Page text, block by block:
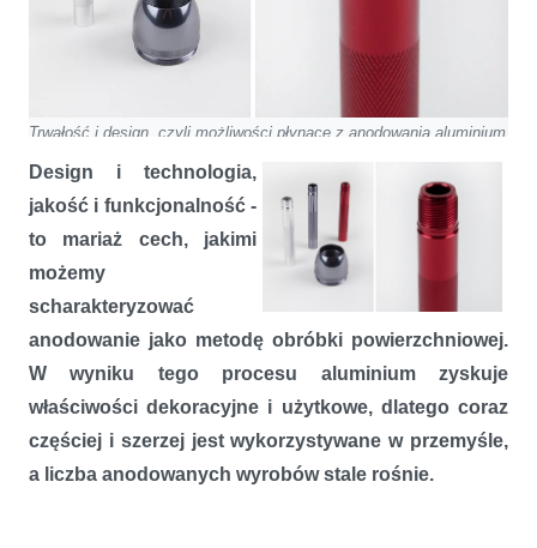
Trwałość i design, czyli możliwości płynące z anodowania aluminium
Design i technologia,
jakość i funkcjonalność -
to mariaż cech, jakimi
możemy
scharakteryzować
anodowanie jako metodę obróbki powierzchniowej.
W wyniku tego procesu aluminium zyskuje
właściwości dekoracyjne i użytkowe, dlatego coraz
częściej i szerzej jest wykorzystywane w przemyśle,
a liczba anodowanych wyrobów stale rośnie.